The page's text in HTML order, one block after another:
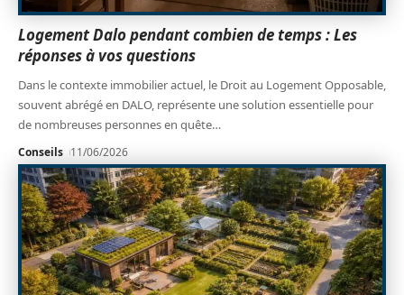
Logement Dalo pendant combien de temps : Les
réponses à vos questions
Dans le contexte immobilier actuel, le Droit au Logement Opposable,
souvent abrégé en DALO, représente une solution essentielle pour
de nombreuses personnes en quête…
Conseils 11/06/2026